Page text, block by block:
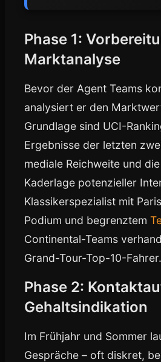
Phase 1:
Marktanalyse
Bevor der Agent Teams
analysiert er den
Grundlage sind UCI-
Ergebnisse der letzten
mediale Reichweite und
Kaderlage potenzieller
Klassikerspezialist mit
Podium und begrenztem
Continental-Teams
Grand-Tour-Top-10-Fahrer.
Phase 2:
Gehaltsindikation
Im Frühjahr und Sommer
Gespräche – oft diskret,